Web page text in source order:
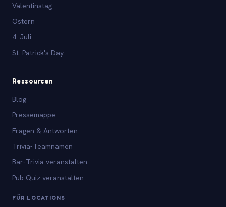
Valentinstag
Ostern
4. Juli
St. Patrick's Day
Ressourcen
Blog
Pressemappe
Fragen & Antworten
Trivia-Teamnamen
Bar-Trivia veranstalten
Pub Quiz veranstalten
FÜR LOCATIONS